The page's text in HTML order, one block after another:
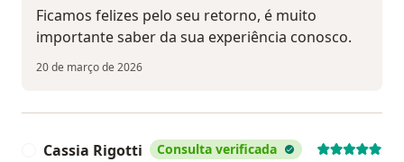
Ficamos felizes pelo seu retorno, é muito
importante saber da sua experiência conosco.
20 de março de 2026
Cassia Rigotti Consulta verificada